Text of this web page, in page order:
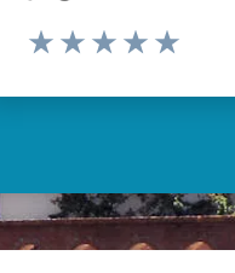
Valuta da 1 a 5 stelle la pagina